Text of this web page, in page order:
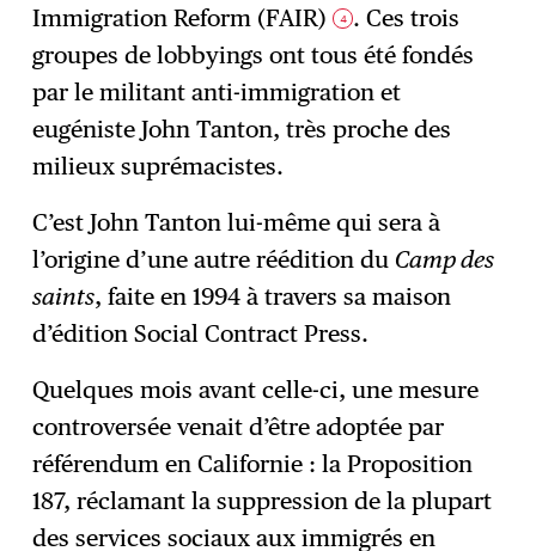
Immigration Reform (FAIR) 4 . Ces trois
groupes de lobbyings ont tous été fondés
par le militant anti-immigration et
eugéniste John Tanton, très proche des
milieux suprémacistes.
C’est John Tanton lui-même qui sera à
l’origine d’une autre réédition du Camp des
saints, faite en 1994 à travers sa maison
d’édition Social Contract Press.
Quelques mois avant celle-ci, une mesure
controversée venait d’être adoptée par
référendum en Californie : la Proposition
187, réclamant la suppression de la plupart
des services sociaux aux immigrés en